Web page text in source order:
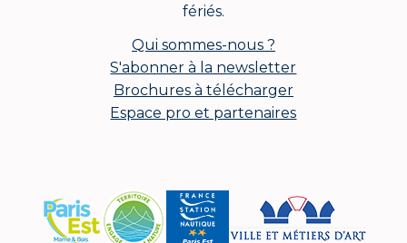
fériés.
Qui sommes-nous ?
S'abonner à la newsletter
Brochures à télécharger
Espace pro et partenaires